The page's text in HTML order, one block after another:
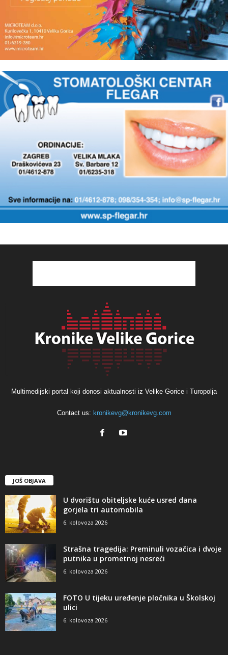
Multimedijski portal koji donosi aktualnosti iz Velike Gorice i Turopolja
Contact us: kronikevg@kronikevg.com
JOŠ OBJAVA
U dvorištu obiteljske kuće usred dana
gorjela tri automobila
6. kolovoza 2026
Strašna tragedija: Preminuli vozačica i dvoje
putnika u prometnoj nesreći
6. kolovoza 2026
FOTO U tijeku uređenje pločnika u Školskoj
ulici
6. kolovoza 2026